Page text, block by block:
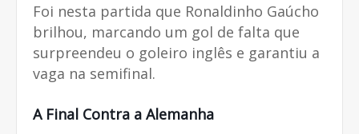
Foi nesta partida que Ronaldinho Gaúcho
brilhou, marcando um gol de falta que
surpreendeu o goleiro inglês e garantiu a
vaga na semifinal.
A Final Contra a Alemanha